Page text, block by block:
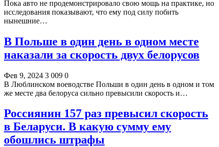
Пока авто не продемонстрировало свою мощь на практике, но
исследования показывают, что ему под силу побить
нынешние…
В Польше в один день в одном месте
наказали за скорость двух белорусов
Фев 9, 2024 3 009 0
В Люблинском воеводстве Польши в один день в одном и том
же месте два белоруса сильно превысили скорость и…
Россиянин 157 раз превысил скорость
в Беларуси. В какую сумму ему
обошлись штрафы